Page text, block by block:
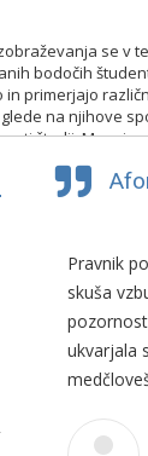
se v
bodočih
primerjajo
na njihove
študij.
Pravnik
skuša
ukvarjala